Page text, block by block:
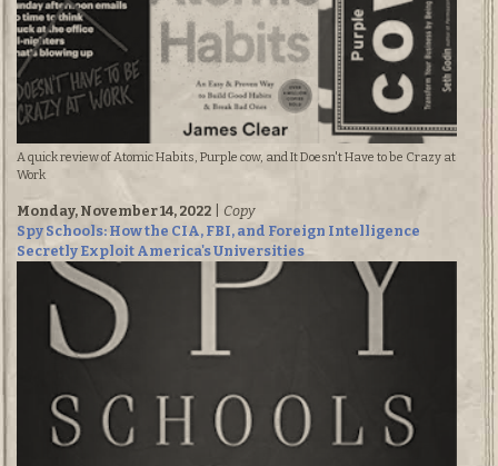
A quick review of Atomic Habits, Purple cow, and It Doesn't Have to be Crazy at
Work
Monday, November 14, 2022
Copy
Spy Schools: How the CIA, FBI, and Foreign Intelligence
Secretly Exploit America's Universities